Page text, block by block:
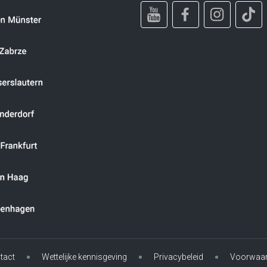
Wettelijke kennisgeving Privacybeleid